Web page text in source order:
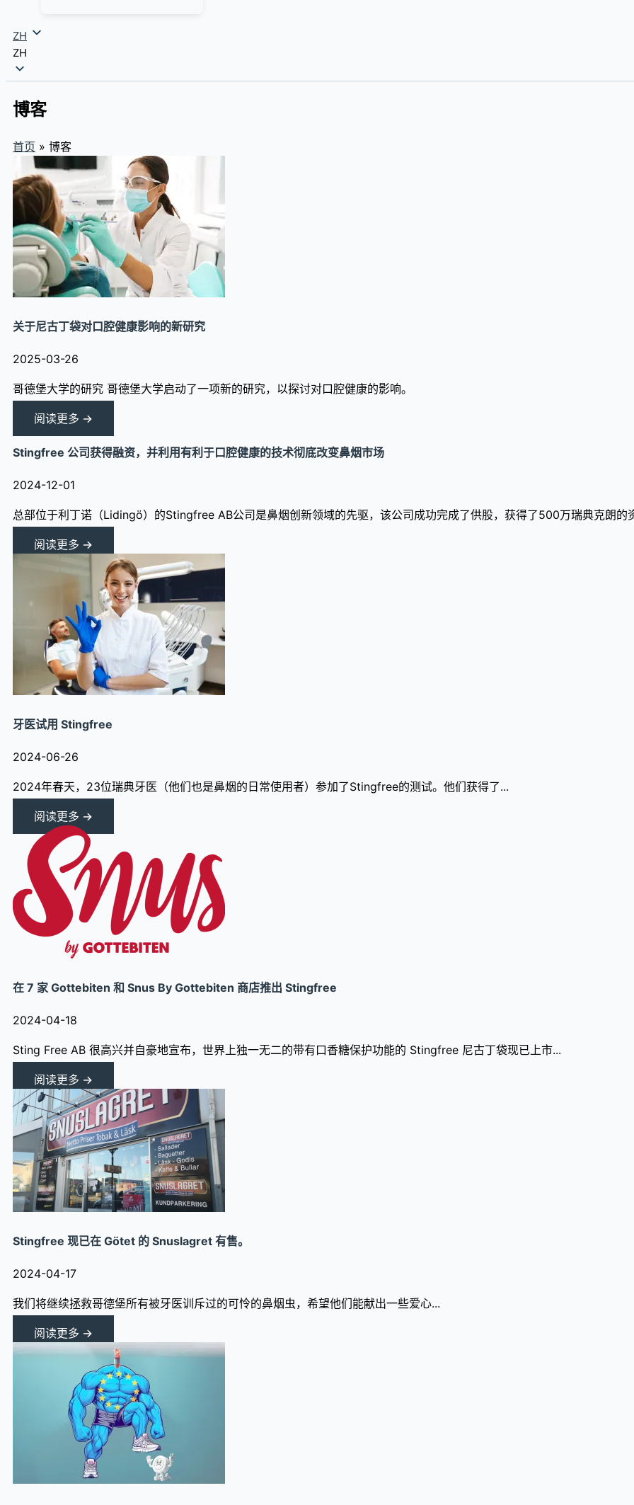
ZH
ZH
博客
首页 » 博客
关于尼古丁袋对口腔健康影响的新研究
2025-03-26
哥德堡大学的研究 哥德堡大学启动了一项新的研究，以探讨对口腔健康的影响。
阅读更多 →
Stingfree 公司获得融资，并利用有利于口腔健康的技术彻底改变鼻烟市场
2024-12-01
总部位于利丁诺（Lidingö）的Stingfree AB公司是鼻烟创新领域的先驱，该公司成功完成了供股，获得了500万瑞典克朗的
阅读更多 →
牙医试用 Stingfree
2024-06-26
2024年春天，23位瑞典牙医（他们也是鼻烟的日常使用者）参加了Stingfree的测试。他们获得了...
阅读更多 →
在 7 家 Gottebiten 和 Snus By Gottebiten 商店推出 Stingfree
2024-04-18
Sting Free AB 很高兴并自豪地宣布，世界上独一无二的带有口香糖保护功能的 Stingfree 尼古丁袋现已上市...
阅读更多 →
Stingfree 现已在 Götet 的 Snuslagret 有售。
2024-04-17
我们将继续拯救哥德堡所有被牙医训斥过的可怜的鼻烟虫，希望他们能献出一些爱心...
阅读更多 →